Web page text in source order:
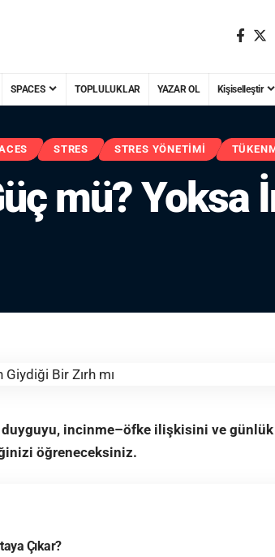
SPACES TOPLULUKLAR YAZAR OL Kişiselleştir
STRES STRES YÖNETIMI
mü? Yoksa
incinme–öfke ilişkisini ve
öğreneceksiniz.
Çıkar?